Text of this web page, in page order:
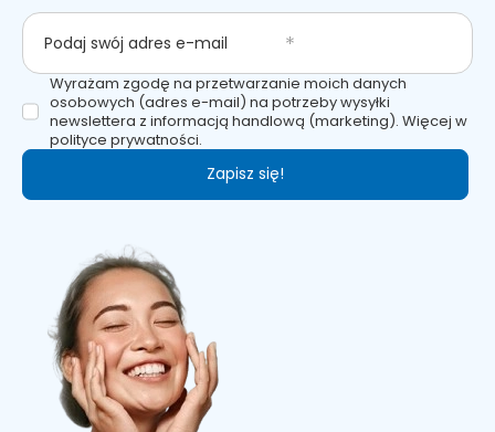
Podaj swój adres e-mail
Wyrażam zgodę na przetwarzanie moich danych
osobowych (adres e-mail) na potrzeby wysyłki
newslettera z informacją handlową (marketing). Więcej w
polityce prywatności.
Zapisz się!